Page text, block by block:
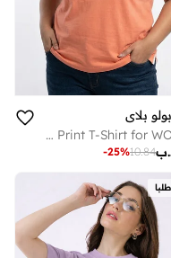
بولو بلاي
Multipack Graphic Print T-Shirt for WOMEN
10.84
-25%